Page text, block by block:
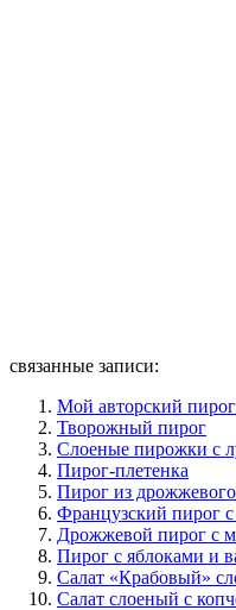
связанные записи:
Мой авторский
Творожный пирог
Слоеные пирожки с
Пирог-плетенка
Пирог из дрожжевого
Французский пирог
Дрожжевой пирог с
Пирог с яблоками и
Салат «Крабовый»
Салат слоеный с